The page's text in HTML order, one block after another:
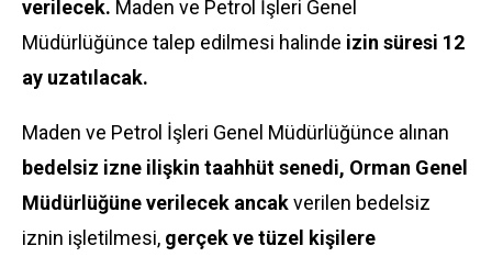
verilecek. Maden ve Petrol İşleri Genel
Müdürlüğünce talep edilmesi halinde izin süresi 12
ay uzatılacak.
Maden ve Petrol İşleri Genel Müdürlüğünce alınan
bedelsiz izne ilişkin taahhüt senedi, Orman Genel
Müdürlüğüne verilecek ancakverilen bedelsiz
iznin işletilmesi, gerçek ve tüzel kişilere